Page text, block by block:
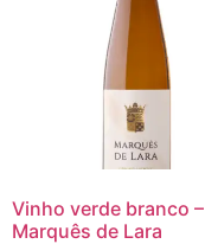
Vinho verde branco –
Marquês de Lara